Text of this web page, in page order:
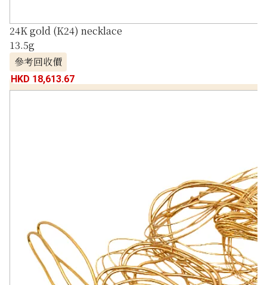
24K gold (K24) necklace
13.5g
參考回收價
HKD 18,613.67